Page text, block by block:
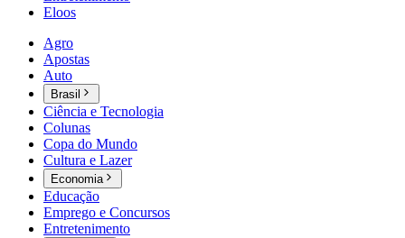
Eloos
Agro
Apostas
Auto
Brasil
Ciência e Tecnologia
Colunas
Copa do Mundo
Cultura e Lazer
Economia
Educação
Emprego e Concursos
Entretenimento